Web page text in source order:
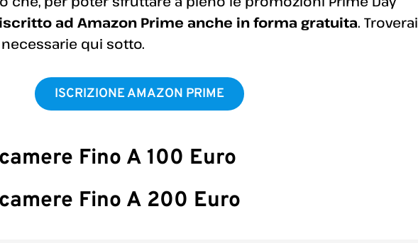
iscritto ad Amazon Prime anche in forma gratuita. Troverai
qui sotto.
ISCRIZIONE AMAZON PRIME
Fino A 100 Euro
Fino A 200 Euro